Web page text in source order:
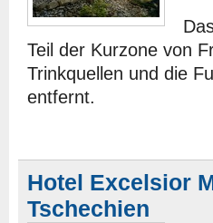
Teil der Kurzone von
Trinkquellen und die
entfernt.
Hotel Excelsior
Tschechien